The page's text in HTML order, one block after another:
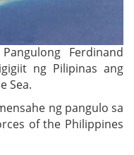
Ferdinand
ng Pilipinas ang
Sea.
ng pangulo sa
of the Philippines